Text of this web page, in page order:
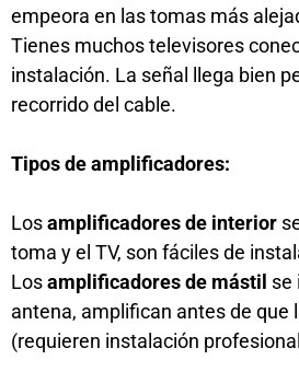
empeora en las tomas más
Tienes muchos televisores
instalación. La señal llega bien
recorrido del cable.
Tipos de amplificadores:
Losamplificadores de interior
toma y el TV, son fáciles de
Losamplificadores de mástil se
antena, amplifican antes de que
(requieren instalación